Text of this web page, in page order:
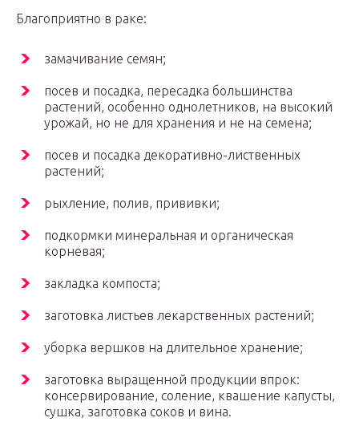
Благоприятно в раке:
замачивание семян;
посев и посадка, пересадка большинства
растений, особенно однолетников, на высокий
урожай, но не для хранения и не на семена;
посев и посадка декоративно-лиственных
растений;
рыхление, полив, прививки;
подкормки минеральная и органическая
корневая;
закладка компоста;
заготовка листьев лекарственных растений;
уборка вершков на длительное хранение;
заготовка выращенной продукции впрок:
консервирование, соление, квашение капусты,
сушка, заготовка соков и вина.